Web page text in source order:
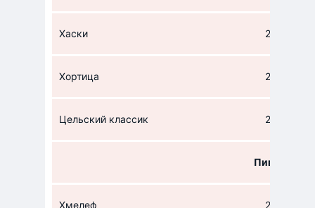
Хаски 224
Хортица 221
Цельский классик 233,3
Пиво
Хмелеф 26